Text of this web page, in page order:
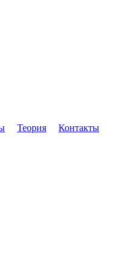
Теория
Контакты